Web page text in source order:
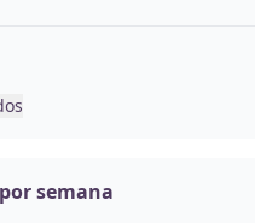
semana